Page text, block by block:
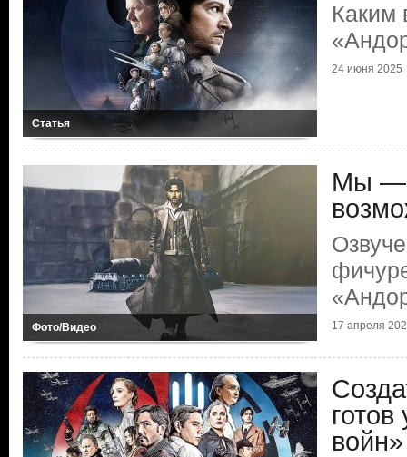
Статья
24 июня 2025
Фото/Видео
Мы —
17 апреля
войн»